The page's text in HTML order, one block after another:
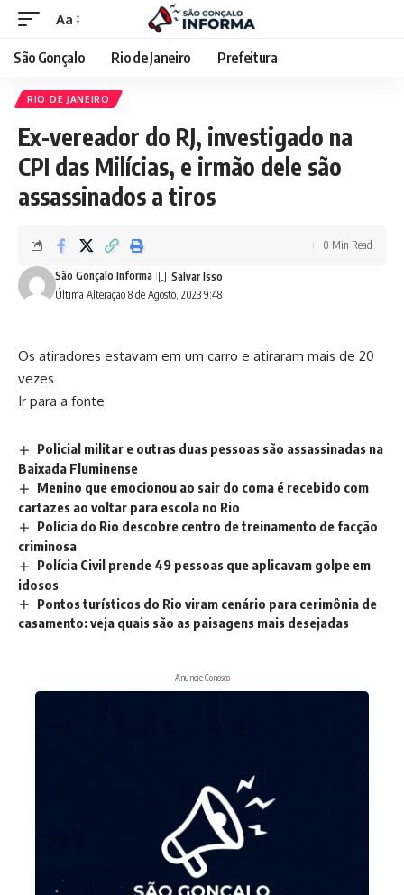
Aa
São Gonçalo Rio de Janeiro Prefeitura
RIO DE JANEIRO
Ex-vereador do RJ, investigado na
CPI das Milícias, e irmão dele são
assassinados a tiros
Última Alteração 8 de Agosto, 2023 9:48
São Gonçalo Informa
0 Min Read
Os atiradores estavam em um carro e atiraram mais de 20
vezes
Ir para a fonte
Policial militar e outras duas pessoas são assassinadas na
Baixada Fluminense
Menino que emocionou ao sair do coma é recebido com
cartazes ao voltar para escola no Rio
Polícia do Rio descobre centro de treinamento de facção
criminosa
Polícia Civil prende 49 pessoas que aplicavam golpe em
idosos
Pontos turísticos do Rio viram cenário para cerimônia de
casamento: veja quais são as paisagens mais desejadas
Anuncie Conosco